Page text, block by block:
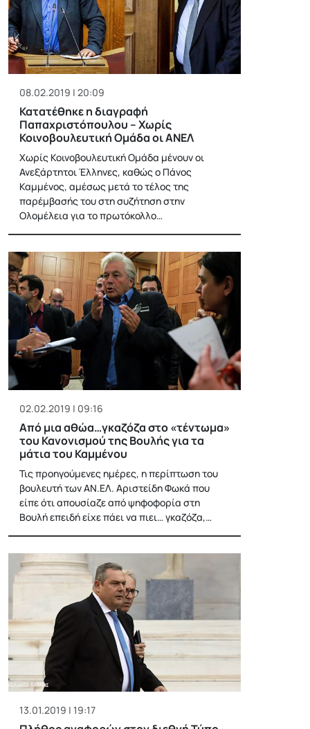
08.02.2019 | 20:09
Κατατέθηκε η διαγραφή
Παπαχριστόπουλου – Χωρίς
Κοινοβουλευτική Ομάδα οι ΑΝΕΛ
Χωρίς Κοινοβουλευτική Ομάδα μένουν οι
Ανεξάρτητοι Έλληνες, καθώς ο Πάνος
Καμμένος, αμέσως μετά το τέλος της
παρέμβασής του στη συζήτηση στην
Ολομέλεια για το πρωτόκολλο…
02.02.2019 | 09:16
Από μια αθώα…γκαζόζα στο «τέντωμα»
του Κανονισμού της Βουλής για τα
μάτια του Καμμένου
Τις προηγούμενες ημέρες, η περίπτωση του
βουλευτή των ΑΝ.ΕΛ. Αριστείδη Φωκά που
είπε ότι απουσίαζε από ψηφοφορία στη
Βουλή επειδή είχε πάει να πιει… γκαζόζα,…
13.01.2019 | 19:17